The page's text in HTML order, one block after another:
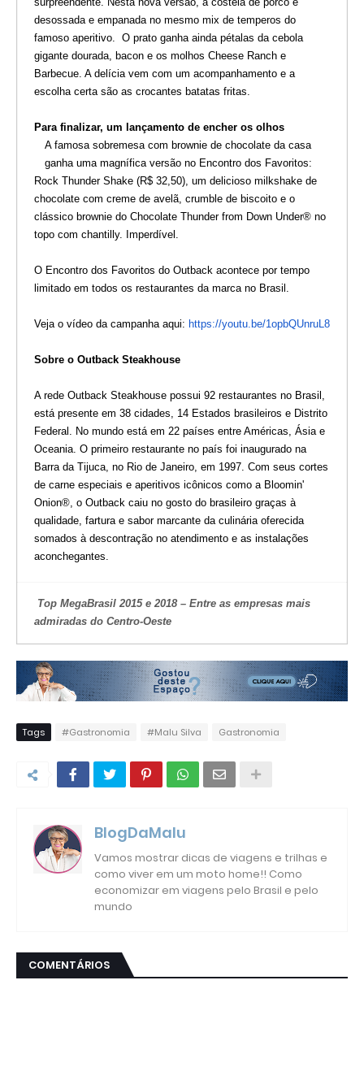
desossada e empanada no mesmo mix de temperos do
famoso aperitivo. O prato ganha ainda pétalas da cebola
gigante dourada, bacon e os molhos Cheese Ranch e
Barbecue. A delícia vem com um acompanhamento e a
escolha certa são as crocantes batatas fritas.
Para finalizar, um lançamento de encher os olhos
A famosa sobremesa com brownie de chocolate da casa
ganha uma magnífica versão no Encontro dos Favoritos:
Rock Thunder Shake (R$ 32,50), um delicioso milkshake de
chocolate com creme de avelã, crumble de biscoito e o
clássico brownie do Chocolate Thunder from Down Under® no
topo com chantilly. Imperdível.
O Encontro dos Favoritos do Outback acontece por tempo
limitado em todos os restaurantes da marca no Brasil.
Veja o vídeo da campanha aqui: https://youtu.be/1opbQUnruL8
Sobre o Outback Steakhouse
A rede Outback Steakhouse possui 92 restaurantes no Brasil,
está presente em 38 cidades, 14 Estados brasileiros e Distrito
Federal. No mundo está em 22 países entre Américas, Ásia e
Oceania. O primeiro restaurante no país foi inaugurado na
Barra da Tijuca, no Rio de Janeiro, em 1997. Com seus cortes
de carne especiais e aperitivos icônicos como a Bloomin'
Onion®, o Outback caiu no gosto do brasileiro graças à
qualidade, fartura e sabor marcante da culinária oferecida
somados à descontração no atendimento e as instalações
aconchegantes.
Top MegaBrasil 2015 e 2018 – Entre as empresas mais
admiradas do Centro-Oeste
Tags #Gastronomia #Malu Silva Gastronomia
BlogDaMalu
Vamos mostrar dicas de viagens e trilhas e
como viver em um moto home!! Como
economizar em viagens pelo Brasil e pelo
mundo
COMENTÁRIOS